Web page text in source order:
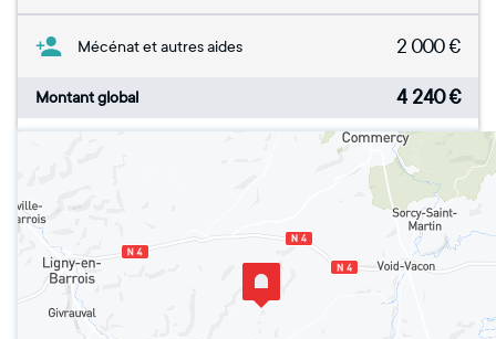
Mécénat et autres aides 2 000€
Montant global 4 240€